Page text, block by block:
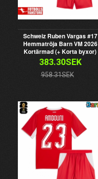
Schweiz Ruben Vargas #17
Hemmatröja Barn VM 2026
Kortärmad (+ Korta byxor)
383.30SEK
958.31SEK